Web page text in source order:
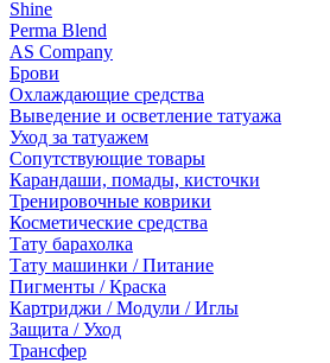
Shine
Perma Blend
AS Company
Брови
Охлаждающие средства
Выведение и осветление татуажа
Уход за татуажем
Сопутствующие товары
Карандаши, помады, кисточки
Тренировочные коврики
Косметические средства
Тату барахолка
Тату машинки / Питание
Пигменты / Краска
Картриджи / Модули / Иглы
Защита / Уход
Трансфер